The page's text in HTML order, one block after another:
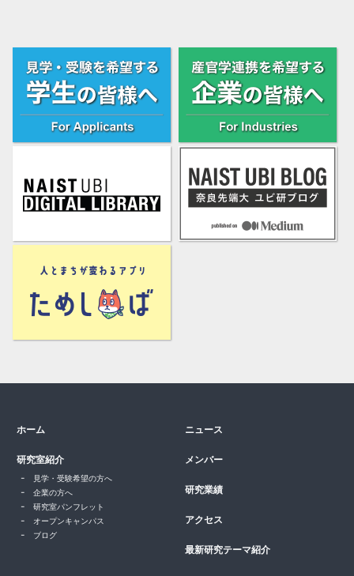
ホーム ニュース
研究室紹介
見学・受験希望の方へ
企業の方へ
研究室パンフレット
オープンキャンパス
ブログ
メンバー
研究業績
アクセス
最新研究テーマ紹介